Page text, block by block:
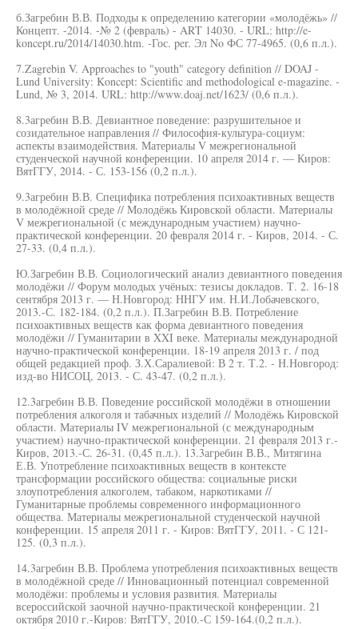
б.Загребин В.В. Подходы к определению категории «молодёжь» //
Концепт. -2014. -№ 2 (февраль) - ART 14030. - URL: http://e-
koncept.ru/2014/14030.htm. -Гос. per. Эл No ФС 77-4965. (0,6 п.л.).
7.Zagrebin V. Approaches to "youth" category definition // DOAJ -
Lund University: Koncept: Scientific and methodological e-magazine. -
Lund, № 3, 2014. URL: http://www.doaj.net/1623/ (0,6 п.л.).
8.3агребин В.В. Девиантное поведение: разрушительное и
созидательное направления // Философия-культура-социум:
аспекты взаимодействия. Материалы V межрегиональной
студенческой научной конференции. 10 апреля 2014 г. — Киров:
ВятГГУ, 2014. - С. 153-156 (0,2 п.л.).
9.3агребин В.В. Специфика потребления психоактивных веществ
в молодёжной среде // Молодёжь Кировской области. Материалы
V межрегиональной (с международным участием) научно-
практической конференции. 20 февраля 2014 г. - Киров, 2014. - С.
27-33. (0,4 п.л.).
Ю.Загребин В.В. Социологический анализ девиантного поведения
молодёжи // Форум молодых учёных: тезисы докладов. Т. 2. 16-18
сентября 2013 г. — Н.Новгород: ННГУ им. Н.И.Лобачевского,
2013.-С. 182-184. (0,2 п.л.). П.Загребин В.В. Потребление
психоактивных веществ как форма девиантного поведения
молодёжи // Гуманитарии в XXI веке. Материалы международной
научно-практической конференции. 18-19 апреля 2013 г. / под
общей редакцией проф. З.Х.Саралиевой: В 2 т. Т.2. - Н.Новгород:
изд-во НИСОЦ, 2013. - С. 43-47. (0,2 п.л.).
12.3агребин В.В. Поведение российской молодёжи в отношении
потребления алкоголя и табачных изделий // Молодёжь Кировской
области. Материалы IV межрегиональной (с международным
участием) научно-практической конференции. 21 февраля 2013 г.-
Киров, 2013.-С. 26-31. (0,45 п.л.). 13.3агребин В.В., Митягина
Е.В. Употребление психоактивных веществ в контексте
трансформации российского общества: социальные риски
злоупотребления алкоголем, табаком, наркотиками //
Гуманитарные проблемы современного информационного
общества. Материалы межрегиональной студенческой научной
конференции. 15 апреля 2011 г. - Киров: ВятГГУ, 2011. - С 121-
125. (0,3 п.л.).
14.3агребин В.В. Проблема употребления психоактивных веществ
в молодёжной среде // Инновационный потенциал современной
молодёжи: проблемы и условия развития. Материалы
всероссийской заочной научно-практической конференции. 21
октября 2010 г.-Киров: ВятГГУ, 2010.-С 159-164.(0,2 п.л.).